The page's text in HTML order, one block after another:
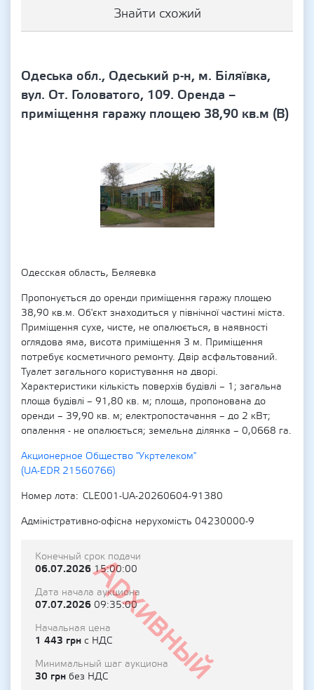
Знайти схожий
Одеська обл., Одеський р-н, м. Біляївка,
вул. От. Головатого, 109. Оренда –
приміщення гаражу площею 38,90 кв.м (В)
Одесская область, Беляевка
Пропонується до оренди приміщення гаражу площею
38,90 кв.м. Об'єкт знаходиться у північної частині міста.
Приміщення сухе, чисте, не опалюється, в наявності
оглядова яма, висота приміщення 3 м. Приміщення
потребує косметичного ремонту. Двір асфальтований.
Туалет загального користування на дворі.
Характеристики кількість поверхів будівлі – 1; загальна
площа будівлі – 91,80 кв. м; площа, пропонована до
оренди – 39,90 кв. м; електропостачання – до 2 кВт;
опалення - не опалюється; земельна ділянка – 0,0668 га.
Акционерное Общество "Укртелеком"
(UA-EDR 21560766)
Номер лота
CLE001-UA-20260604-91380
Адміністративно-офісна нерухомість 04230000-9
Архивный
Конечный срок подачи
06.07.202615:00:00
Дата начала аукциона
07.07.2026 09:35:00
Начальная цена
1 443 грн с НДС
Минимальный шаг аукциона
30 грн без НДС